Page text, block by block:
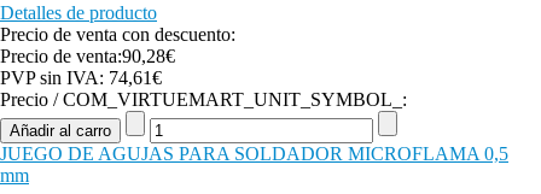
Detalles de producto
Precio de venta con descuento:
Precio de venta:90,28€
PVP sin IVA: 74,61€
Precio / COM_VIRTUEMART_UNIT_SYMBOL_:
JUEGO DE AGUJAS PARA SOLDADOR MICROFLAMA 0,5
mm